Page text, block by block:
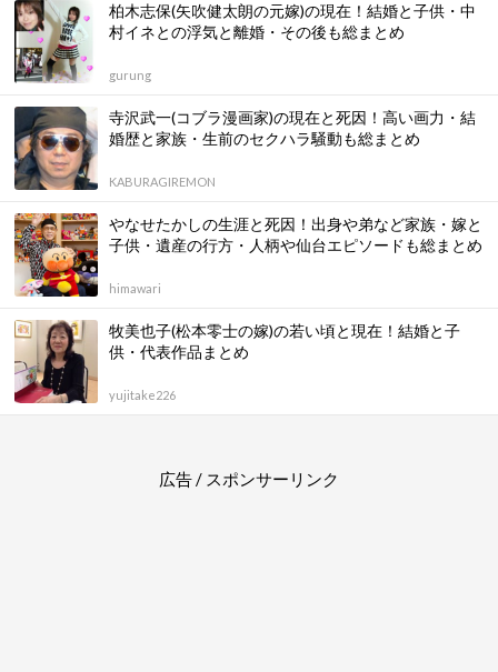
柏木志保(矢吹健太朗の元嫁)の現在！結婚と子供・中
村イネとの浮気と離婚・その後も総まとめ
gurung
寺沢武一(コブラ漫画家)の現在と死因！高い画力・結
婚歴と家族・生前のセクハラ騒動も総まとめ
KABURAGIREMON
やなせたかしの生涯と死因！出身や弟など家族・嫁と
子供・遺産の行方・人柄や仙台エピソードも総まとめ
himawari
牧美也子(松本零士の嫁)の若い頃と現在！結婚と子
供・代表作品まとめ
yujitake226
広告 / スポンサーリンク